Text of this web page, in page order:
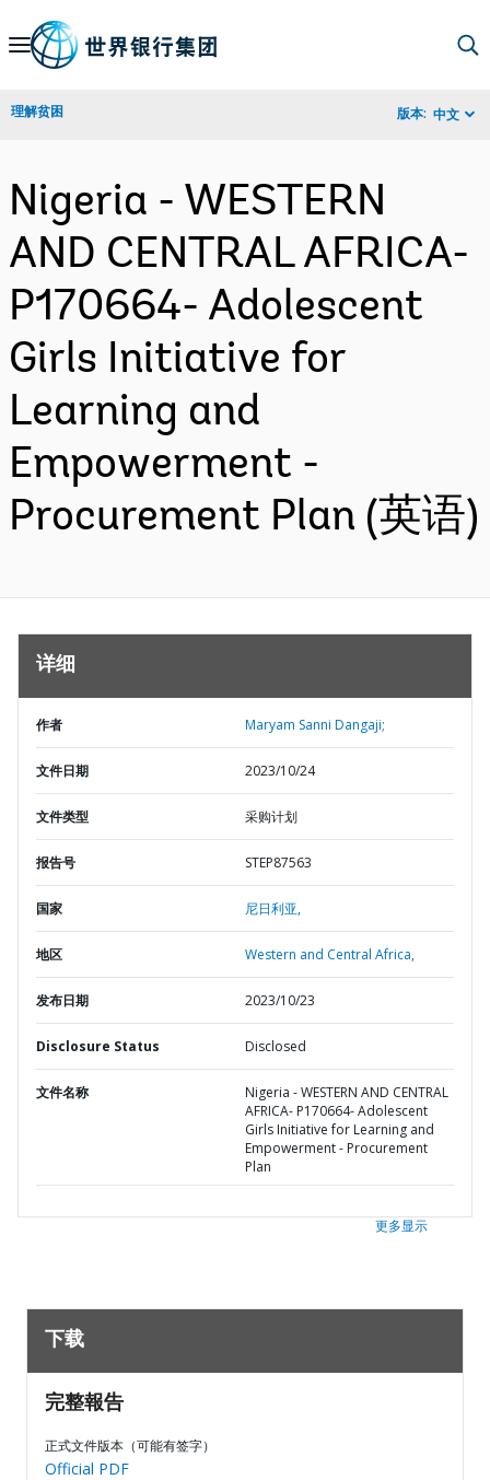
Skip
Navigation
理解贫困 版本: 中文
Nigeria - WESTERN
AND CENTRAL AFRICA-
P170664- Adolescent
Girls Initiative for
Learning and
Empowerment -
Procurement Plan (英语)
详细
作者 Maryam Sanni Dangaji;
文件日期 2023/10/24
文件类型 采购计划
报告号 STEP87563
国家 尼日利亚,
地区 Western and Central Africa,
发布日期 2023/10/23
Disclosure Status Disclosed
文件名称
Nigeria - WESTERN AND CENTRAL
AFRICA- P170664- Adolescent
Girls Initiative for Learning and
Empowerment - Procurement
Plan
更多显示
下载
完整報告
正式文件版本（可能有签字）
Official PDF